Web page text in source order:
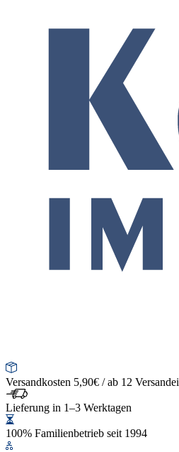
Versandkosten 5,90€ / ab 12
Lieferung in 1–3 Werktagen
100% Familienbetrieb seit 1994